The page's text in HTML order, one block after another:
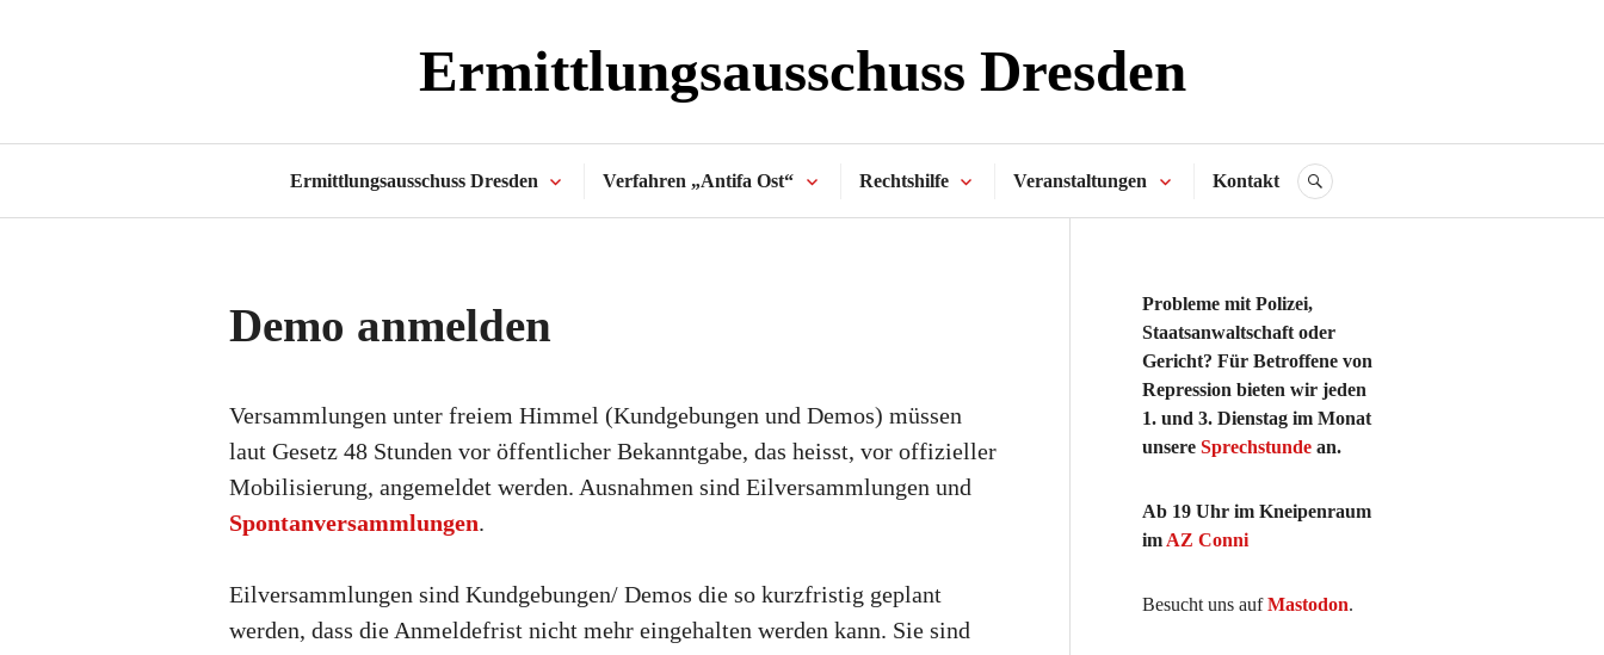
Ermittlungsausschuss Dresden
Ermittlungsausschuss Dresden Verfahren „Antifa Ost“ Rechtshilfe Veranstaltungen Kontakt SUCHE
Demo anmelden
Versammlungen unter freiem Himmel (Kundgebungen und Demos) müssen
laut Gesetz 48 Stunden vor öffentlicher Bekanntgabe, das heisst, vor offizieller
Mobilisierung, angemeldet werden. Ausnahmen sind Eilversammlungen und
Spontanversammlungen.
Eilversammlungen sind Kundgebungen/ Demos die so kurzfristig geplant
werden, dass die Anmeldefrist nicht mehr eingehalten werden kann. Sie sind
Probleme mit Polizei,
Staatsanwaltschaft oder
Gericht? Für Betroffene von
Repression bieten wir jeden
1. und 3. Dienstag im Monat
unsere Sprechstunde an.
Ab 19 Uhr im Kneipenraum
im AZ Conni
Besucht uns aufMastodon.